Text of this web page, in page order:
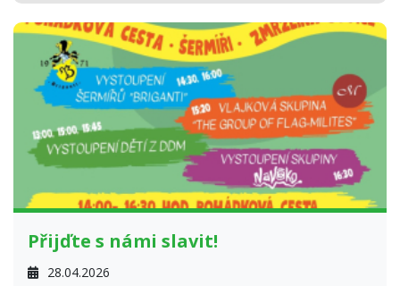
Tým Paraplíčko
Přijďte s námi slavit!
28.04.2026